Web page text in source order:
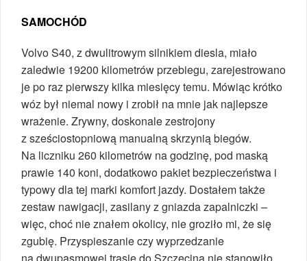
SAMOCHÓD
Volvo S40, z dwulitrowym silnikiem diesla, miało
zaledwie 19200 kilometrów przebiegu, zarejestrowano
je po raz pierwszy kilka miesięcy temu. Mówiąc krótko
wóz był niemal nowy i zrobił na mnie jak najlepsze
wrażenie. Zrywny, doskonale zestrojony
z sześciostopniową manualną skrzynią biegów.
Na liczniku 260 kilometrów na godzinę, pod maską
prawie 140 koni, dodatkowo pakiet bezpieczeństwa i
typowy dla tej marki komfort jazdy. Dostałem także
zestaw nawigacji, zasilany z gniazda zapalniczki –
więc, choć nie znałem okolicy, nie groziło mi, że się
zgubię. Przyspieszanie czy wyprzedzanie